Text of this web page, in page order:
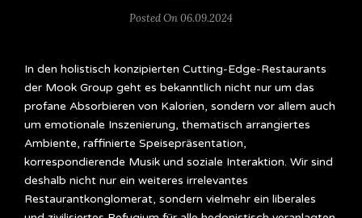
Posted On 06.09.2024
In den holistisch konzipierten Cutting-Edge-Restaurants
der Mook Group geht es bekanntlich nicht nur um das
profane Absorbieren von Kalorien, sondern vor allem auch
um emotionale Inszenierung, thematisch arrangiertes
Ambiente, raffinierte Speisepräsentation,
korrespondierende Musik und soziale Interaktion. Wir sind
deshalb nicht nur ein weiteres irrelevantes
Restaurantkonglomerat, sondern vielmehr ein liberales